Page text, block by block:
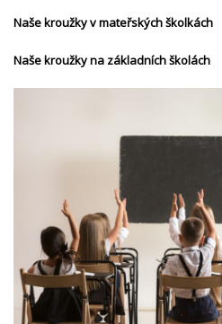
Naše kroužky v mateřských školkách
Naše kroužky na základních školách